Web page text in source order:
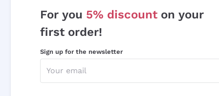
For you 5% discount on your
first order!
Sign up for the newsletter